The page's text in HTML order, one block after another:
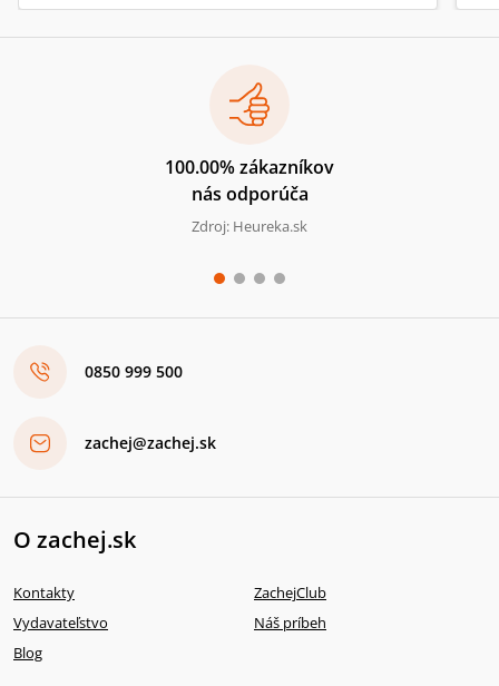
100.00% zákazníkov
nás odporúča
Zdroj: Heureka.sk
0850 999 500
zachej@zachej.sk
O zachej.sk
Kontakty
ZachejClub
Vydavateľstvo
Náš príbeh
Blog